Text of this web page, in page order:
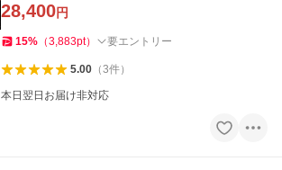
28,400円
15% （3,883pt） 要エントリー
5.00（3件）
本日翌日お届け非対応